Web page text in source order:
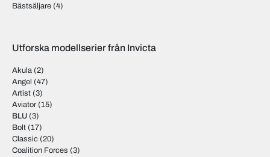
Bästsäljare (4)
Utforska modellserier från Invicta
Akula (2)
Angel (47)
Artist (3)
Aviator (15)
BLU (3)
Bolt (17)
Classic (20)
Coalition Forces (3)